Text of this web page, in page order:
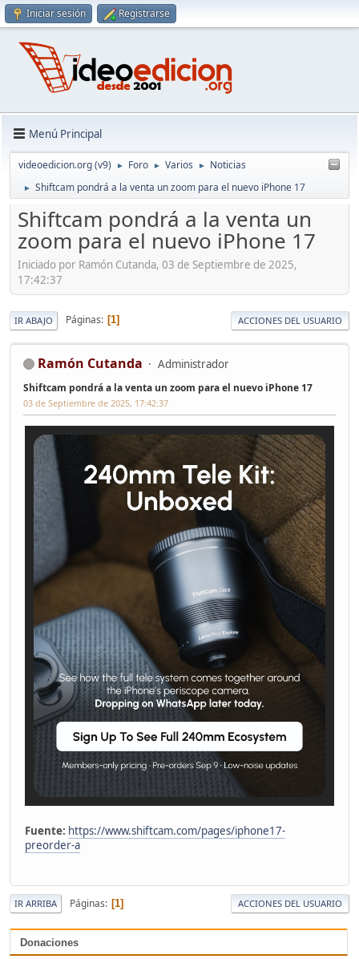
Iniciar sesión Registrarse
Menú Principal
videoedicion.org (v9) ► Foro ► Varios ► Noticias
► Shiftcam pondrá a la venta un zoom para el nuevo iPhone 17
Donaciones
Shiftcam pondrá a la venta un
zoom para el nuevo iPhone 17
Iniciado por Ramón Cutanda, 03 de Septiembre de 2025,
17:42:37
IR ABAJO Páginas 1 ACCIONES DEL USUARIO
Ramón Cutanda Administrador
Shiftcam pondrá a la venta un zoom para el nuevo iPhone 17
03 de Septiembre de 2025, 17:42:37
Fuente: https://www.shiftcam.com/pages/iphone17-
preorder-a
IR ARRIBA Páginas 1 ACCIONES DEL USUARIO